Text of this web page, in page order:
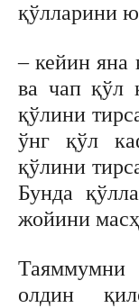
қўлларини
– кейин яна
ва чап қўл
қўлини
ўнг қўл
қўлини
Бунда
жойини
Таяммумни
олдин